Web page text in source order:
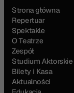
Strona główna
Repertuar
Spektakle
O Teatrze
Zespół
Studium Aktorskie
Bilety i Kasa
Aktualności